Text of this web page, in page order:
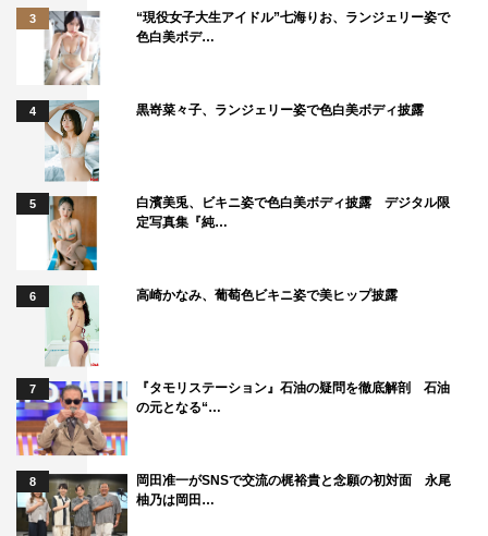
日本テレビ系
第7話（最終回）2020年9月13日（日）後10・30～11・25
シェアハウス生活が続く小比賀家で、さくら（永野芽郁）
が豹変。ガタロー（ムロツヨシ）をめぐる娘・さくらVS
同級生・美咲（小野花梨）の水面下のガチバトルが勃発す
る。さらにハタケ（中川大志）、寛子（今田美桜）、根来
（戸塚純貴）も巻き込み青春の悩み渦巻く小比賀家に、さ
が香川から上京してくる。悩みを打ち明けたさくらは、多
恵から優しかった母・幸子（新垣結衣）の衝撃的な過去を
聞き…。
＜出演＞
ムロツヨシ、永野芽郁、中川大志、今田美桜、戸塚純貴、
小野花梨、谷口翔太／濱田めぐみ、野間口徹、新垣結衣
＜スタッフ＞
3
“現役女子大生アイドル”七海りお、ランジェリー姿で
色白美ボデ…
4 黒嵜菜々子、ランジェリー姿で色白美ボディ披露
5
白濱美兎、ビキニ姿で色白美ボディ披露 デジタル限
定写真集『純…
6 高崎かなみ、葡萄色ビキニ姿で美ヒップ披露
7
『タモリステーション』石油の疑問を徹底解剖 石油
の元となる“…
8
岡田准一がSNSで交流の梶裕貴と念願の初対面 永尾
柚乃は岡田…